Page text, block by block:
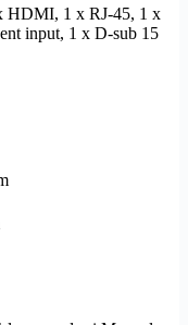
HDMI, 1 x RJ-45, 1 x
input, 1 x D-sub 15